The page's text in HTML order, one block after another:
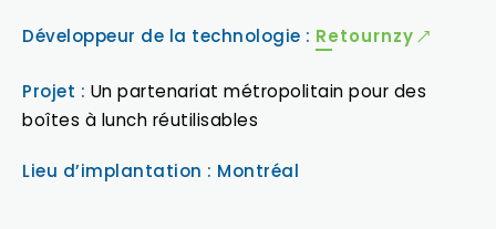
Développeur de la technologie : Retournzy
Projet : Un partenariat métropolitain pour des
boîtes à lunch réutilisables
Lieu d’implantation : Montréal